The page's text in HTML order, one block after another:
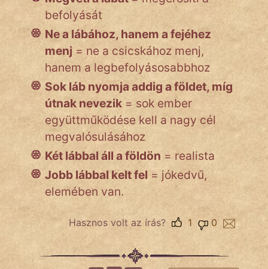
befolyását
Ne a lábához, hanem a fejéhez
menj = ne a csicskához menj,
hanem a legbefolyásosabbhoz
Sok láb nyomja addig a földet, míg
útnak nevezik = sok ember
együttműködése kell a nagy cél
megvalósulásához
Két lábbal áll a földön = realista
Jobb lábbal kelt fel = jókedvű,
elemében van.
Hasznos volt az írás? 0
1